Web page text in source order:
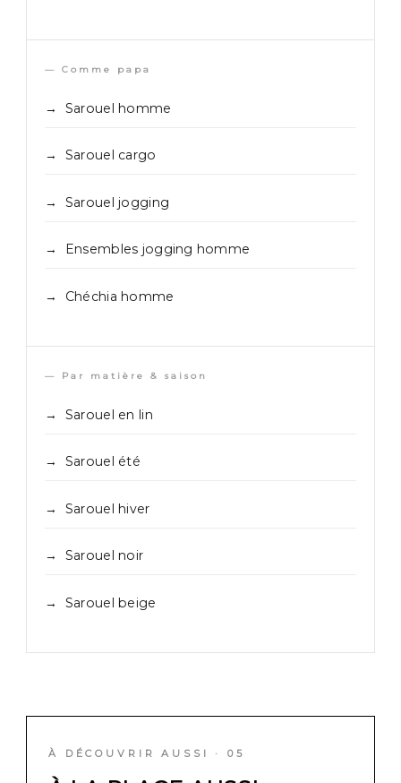
— Comme papa
Sarouel homme
Sarouel cargo
Sarouel jogging
Ensembles jogging homme
Chéchia homme
— Par matière & saison
Sarouel en lin
Sarouel été
Sarouel hiver
Sarouel noir
Sarouel beige
À DÉCOUVRIR AUSSI · 05